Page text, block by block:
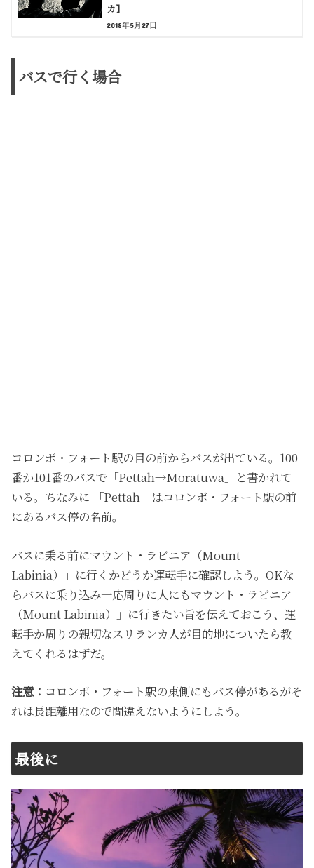
カ】
2018年5月27日
バスで行く場合
コロンボ・フォート駅の目の前からバスが出ている。100
番か101番のバスで「Pettah→Moratuwa」と書かれて
いる。ちなみに 「Pettah」はコロンボ・フォート駅の前
にあるバス停の名前。
バスに乗る前にマウント・ラビニア（Mount
Labinia）」に行くかどうか運転手に確認しよう。OKな
らバスに乗り込み一応周りに人にもマウント・ラビニア
（Mount Labinia）」に行きたい旨を伝えておこう、運
転手か周りの親切なスリランカ人が目的地についたら教
えてくれるはずだ。
注意： コロンボ・フォート駅の東側にもバス停があるがそ
れは長距離用なので間違えないようにしよう。
最後に